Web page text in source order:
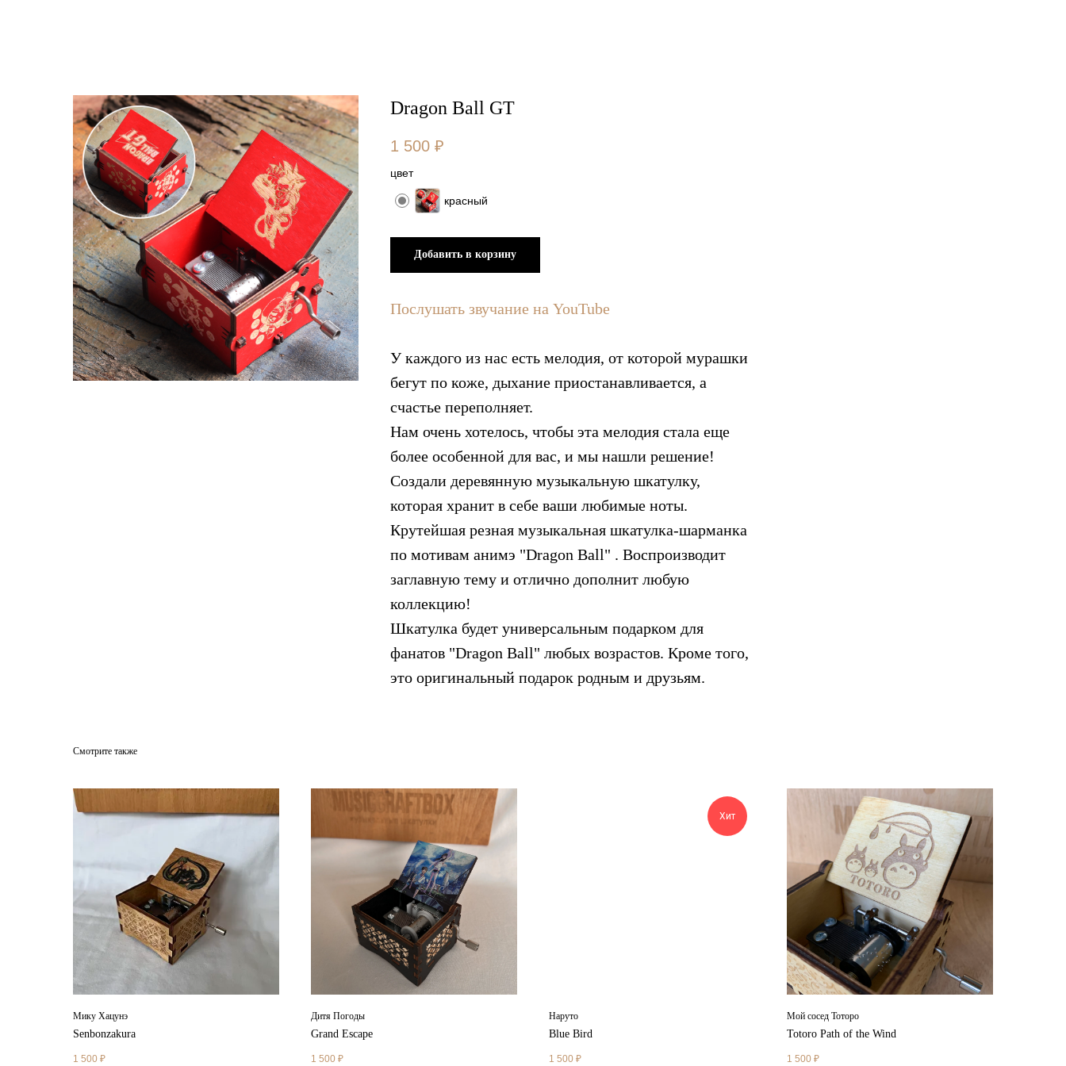
Dragon Ball GT
1 500 ₽
цвет
красный
Добавить в корзину
Послушать звучание на YouTube
У каждого из нас есть мелодия, от которой мурашки
бегут по коже, дыхание приостанавливается, а
счастье переполняет.
Нам очень хотелось, чтобы эта мелодия стала еще
более особенной для вас, и мы нашли решение!
Создали деревянную музыкальную шкатулку,
которая хранит в себе ваши любимые ноты.
Крутейшая резная музыкальная шкатулка-шарманка
по мотивам анимэ "Dragon Ball" . Воспроизводит
заглавную тему и отлично дополнит любую
коллекцию!
Шкатулка будет универсальным подарком для
фанатов "Dragon Ball" любых возрастов. Кроме того,
это оригинальный подарок родным и друзьям.
Смотрите также
Мику Хацунэ
Senbonzakura
1 500 ₽
Дитя Погоды
Grand Escape
1 500 ₽
Хит
Наруто
Blue Bird
1 500 ₽
Мой сосед Тоторо
Totoro Path of the Wind
1 500 ₽